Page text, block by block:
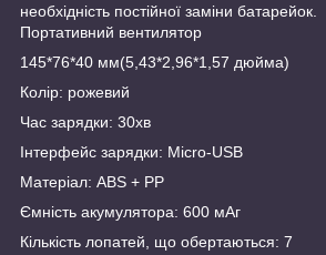
необхідність постійної заміни батарейок.‌
Портативний вентилятор
145*76*40 мм(5,43*2,96*1,57 дюйма)
Колір: рожевий
Час зарядки: 30хв
Інтерфейс зарядки: Micro-USB
Матеріал: ABS + PP
Ємність акумулятора: 600 мАг
Кількість лопатей, що обертаються: 7